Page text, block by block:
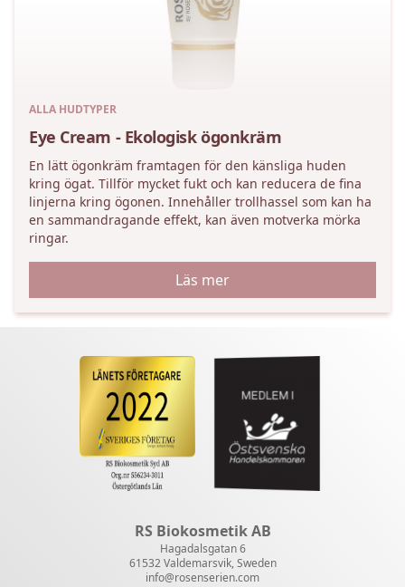
ALLA HUDTYPER
Eye Cream - Ekologisk ögonkräm
En lätt ögonkräm framtagen för den känsliga huden
kring ögat. Tillför mycket fukt och kan reducera de fina
linjerna kring ögonen. Innehåller trollhassel som kan ha
en sammandragande effekt, kan även motverka mörka
ringar.
Läs mer
RS Biokosmetik AB
Hagadalsgatan 6
61532 Valdemarsvik, Sweden
info@rosenserien.com